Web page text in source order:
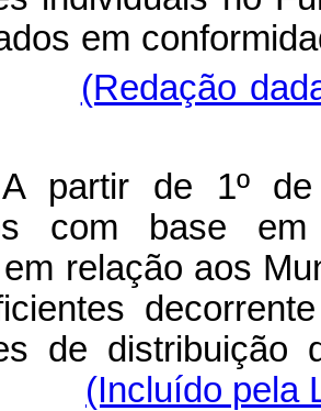
em
(Redação
partir de 1º de
com base
relação aos
de
(Incluído pela